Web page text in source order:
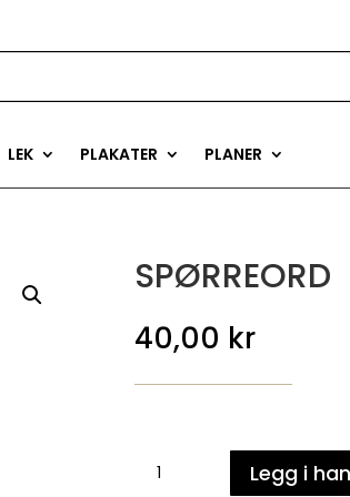
LEK PLAKATER PLANER
SPØRREORD
40,00 kr
antall
Legg i